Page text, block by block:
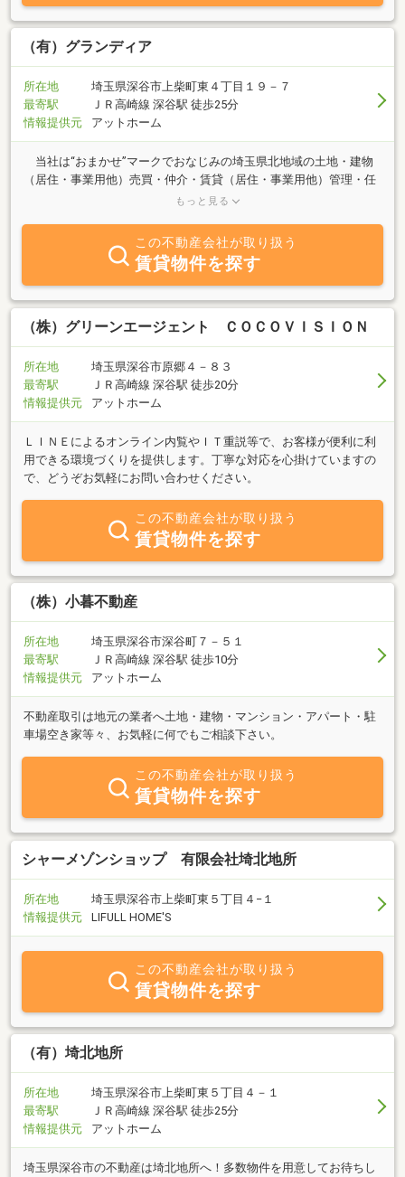
（有）グランディア
所在地
埼玉県深谷市上柴町東４丁目１９－７
最寄駅
ＪＲ高崎線 深谷駅 徒歩25分
情報提供元
アットホーム
当社は“おまかせ”マークでおなじみの埼玉県北地域の土地・建物
（居住・事業用他）売買・仲介・賃貸（居住・事業用他）管理・任
売・競売等、現・次世代の多様化するニーズを叶えるべき情報を網
ピードを上げ・視点を変え・流れを読む‥‥。“こうしたい”・“これが
出来れば‥”という思い一度当社へご相談下さい。お客様と二人三脚
して参りましょう。 み～んな私共におまかせ下
さい！！
もっと見る
この不動産会社が取り扱う
賃貸物件を探す
（株）グリーンエージェント ＣＯＣＯＶＩＳＩＯＮ
所在地
埼玉県深谷市原郷４－８３
最寄駅
ＪＲ高崎線 深谷駅 徒歩20分
情報提供元
アットホーム
ＬＩＮＥによるオンライン内覧やＩＴ重説等で、お客様が便利に利
用できる環境づくりを提供します。丁寧な対応を心掛けていますの
で、どうぞお気軽にお問い合わせください。
この不動産会社が取り扱う
賃貸物件を探す
（株）小暮不動産
所在地
埼玉県深谷市深谷町７－５１
最寄駅
ＪＲ高崎線 深谷駅 徒歩10分
情報提供元
アットホーム
不動産取引は地元の業者へ土地・建物・マンション・アパート・駐
車場空き家等々、お気軽に何でもご相談下さい。
この不動産会社が取り扱う
賃貸物件を探す
シャーメゾンショップ 有限会社埼北地所
所在地
埼玉県深谷市上柴町東５丁目４−１
情報提供元
LIFULL HOME'S
この不動産会社が取り扱う
賃貸物件を探す
（有）埼北地所
所在地
埼玉県深谷市上柴町東５丁目４－１
最寄駅
ＪＲ高崎線 深谷駅 徒歩25分
情報提供元
アットホーム
埼玉県深谷市の不動産は埼北地所へ！多数物件を用意してお待ちし